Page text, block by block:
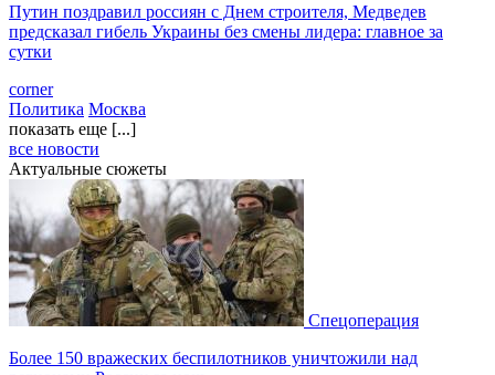
Путин поздравил россиян с Днем строителя, Медведев
предсказал гибель Украины без смены лидера: главное за
сутки
corner
Политика Москва
показать еще [...]
все новости
Актуальные сюжеты
Спецоперация
Более 150 вражеских беспилотников уничтожили над